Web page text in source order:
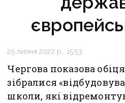
25 липня 2022 р., 15:53
Чергова показова
зібралися
школи, які